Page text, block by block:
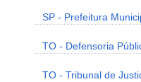
SP - Prefeitura
TO - Defensoria
TO - Tribunal de